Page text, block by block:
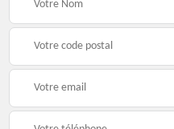
Débarras jardin 31